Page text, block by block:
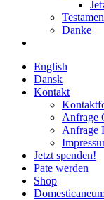
Danke
English
Dansk
Kontakt
Anfrage
Anfrage
Jetzt spenden!
Pate werden
Shop
Domestica